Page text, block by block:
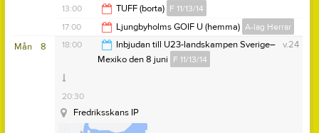
11:00
13:30
13:00 TUFF (borta) F 11/13/14
14:00
17:00 Ljungbyholms GOIF U (hemma) A-lag Herrar
8
Mån v.24
18:00
Inbjudan till U23-landskampen Sverige–
Mexiko den 8 juni F 11/13/14
20:30
Fredriksskans IP